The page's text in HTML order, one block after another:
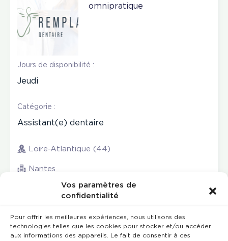
Vos paramètres de
confidentialité
Pour offrir les meilleures expériences, nous utilisons des
technologies telles que les cookies pour stocker et/ou accéder
aux informations des appareils. Le fait de consentir à ces
omnipratique
Jours de disponibilité :
Jeudi
Catégorie :
Assistant(e) dentaire
Loire-Atlantique (44)
Nantes